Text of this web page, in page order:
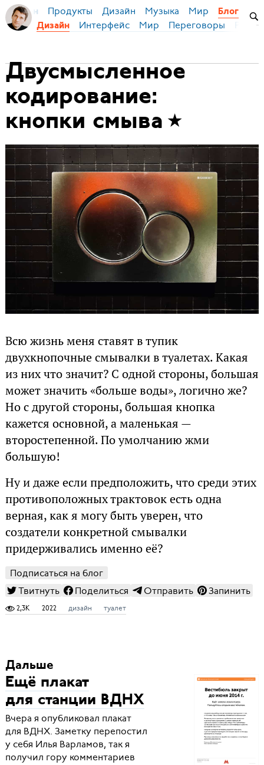
Бирман Продукты Дизайн Музыка Мир
Блог
Дизайн
Интерфейс Мир Переговоры
Двусмысленное
кодирование:
кнопки смыва
Всю жизнь меня ставят в тупик
двухкнопочные смывалки в туалетах. Какая
из них что значит? С одной стороны, большая
может значить «больше воды», логично же?
Но с другой стороны, большая кнопка
кажется основной, а маленькая —
второстепенной. По умолчанию жми
большую!
Ну и даже если предположить, что среди этих
противоположных трактовок есть одна
верная, как я могу быть уверен, что
создатели конкретной смывалки
придерживались именно её?
Подписаться на блог
Твитнуть
Поделиться Отправить Запинить
2,3K 2022 дизайн туалет
Дальше
Ещё плакат
для станции ВДНХ
Вчера я опубликовал плакат
для ВДНХ. Заметку перепостил
у себя Илья Варламов, так я
получил гору комментариев